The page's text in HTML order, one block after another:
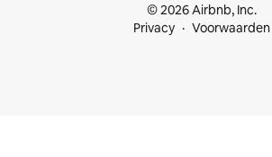
© 2026 Airbnb, Inc.
Privacy
Voorwaarden